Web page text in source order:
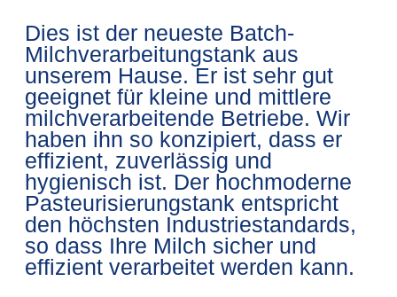
Dies ist der neueste Batch-
Milchverarbeitungstank aus
unserem Hause. Er ist sehr gut
geeignet für kleine und mittlere
milchverarbeitende Betriebe. Wir
haben ihn so konzipiert, dass er
effizient, zuverlässig und
hygienisch ist. Der hochmoderne
Pasteurisierungstank entspricht
den höchsten Industriestandards,
so dass Ihre Milch sicher und
effizient verarbeitet werden kann.